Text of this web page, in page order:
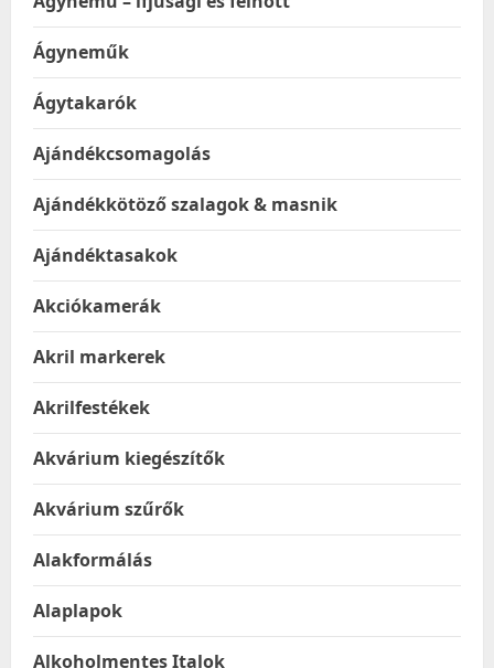
Ágyneműk
Ágytakarók
Ajándékcsomagolás
Ajándékkötöző szalagok & masnik
Ajándéktasakok
Akciókamerák
Akril markerek
Akrilfestékek
Akvárium kiegészítők
Akvárium szűrők
Alakformálás
Alaplapok
Alkoholmentes Italok